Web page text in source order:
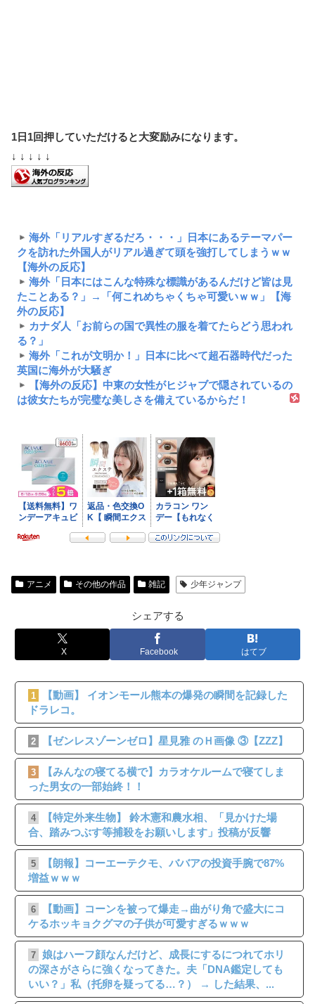
1日1回押していただけると大変励みになります。
↓ ↓ ↓ ↓ ↓
海外「リアルすぎるだろ・・・」日本にあるテーマパー
クを訪れた外国人がリアル過ぎて頭を強打してしまうｗｗ
【海外の反応】
海外「日本にはこんな特殊な標識があるんだけど皆は見
たことある？」→「何これめちゃくちゃ可愛いｗｗ」【海
外の反応】
カナダ人「お前らの国で異性の服を着てたらどう思われ
る？」
海外「これが文明か！」日本に比べて超石器時代だった
英国に海外が大騒ぎ
【海外の反応】中東の女性がヒジャブで隠されているの
は彼女たちが完璧な美しさを備えているからだ！
アニメ その他の作品 雑記 少年ジャンプ
シェアする
X Facebook はてブ
1
【動画】 イオンモール熊本の爆発の瞬間を記録した
ドラレコ。
2 【ゼンレスゾーンゼロ】星見雅 のＨ画像 ③【ZZZ】
3
【みんなの寝てる横で】カラオケルームで寝てしま
った男女の一部始終！！
4
【特定外来生物】 鈴木憲和農水相、「見かけた場
合、踏みつぶす等捕殺をお願いします」投稿が反響
5
【朗報】コーエーテクモ、ババアの投資手腕で87%
増益ｗｗｗ
6
【動画】コーンを被って爆走→曲がり角で盛大にコ
ケるホッキョクグマの子供が可愛すぎるｗｗｗ
7 娘はハーフ顔なんだけど、成長にするにつれてホリ
の深さがさらに強くなってきた。夫「DNA鑑定しても
いい？」私（托卵を疑ってる…？） → した結果、...